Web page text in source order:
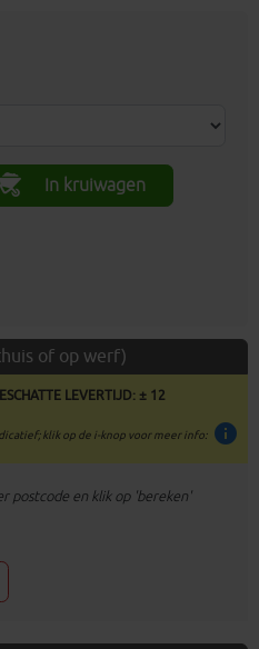
In kruiwagen
of op werf)
LEVERTIJD: ± 12
info
klik op de i-knop voor meer info:
postcode en klik op 'bereken'